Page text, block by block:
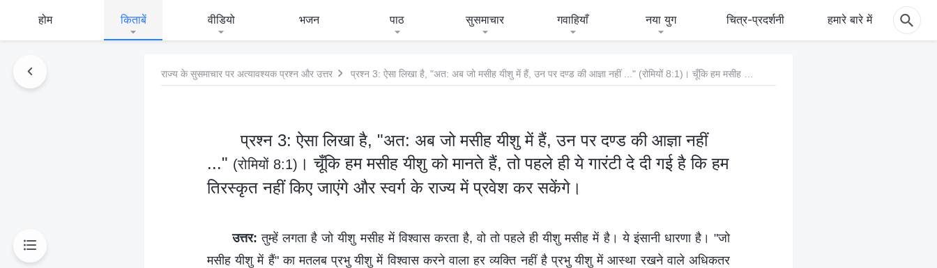
होम किताबें वीडियो भजन पाठ सुसमाचार गवाहियाँ नया युग चित्र-प्रदर्शनी हमारे बारे में
राज्य के सुसमाचार पर अत्यावश्यक प्रश्न और उत्तर
प्रश्न 3: ऐसा लिखा है, "अत: अब जो मसीह यीशु में हैं, उन पर दण्ड की आज्ञा नहीं
..." (रोमियों 8:1) । चूँकि हम मसीह यीशु को मानते हैं, तो पहले ही ये गारंटी दे दी गई है कि हम
तिरस्कृत नहीं किए जाएंगे और स्वर्ग के राज्य में प्रवेश कर सकेंगे।
उत्तर: तुम्हें लगता है जो यीशु मसीह में विश्वास करता है, वो तो पहले ही यीशु मसीह में है। ये इंसानी धारणा है। "जो
मसीह यीशु में हैं" का मतलब प्रभु यीशु में विश्वास करने वाला हर व्यक्ति नहीं है प्रभु यीशु में आस्था रखने वाले अधिकतर